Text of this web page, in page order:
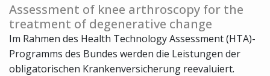
Assessment of knee arthroscopy for the
treatment of degenerative change
Im Rahmen des Health Technology Assessment (HTA)-
Programms des Bundes werden die Leistungen der
obligatorischen Krankenversicherung reevaluiert.